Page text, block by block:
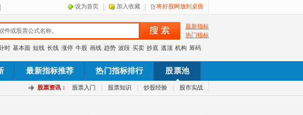
设为首页 加入收藏 将好股网放到桌面
最新指标
热门指标
时 基本面 短线 长线 涨停 牛股 画线 趋势 波段 买卖 抄底 逃顶 机构 筹码
最新指标推荐 热门指标排行 股票池
股票资讯： 股票入门 股票知识 炒股经验 股市实战